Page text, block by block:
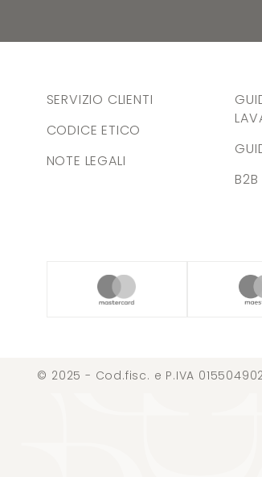
SERVIZIO CLIENTI
CODICE ETICO
NOTE LEGALI
B2B
© 2025 - Cod.fisc. e P.IVA